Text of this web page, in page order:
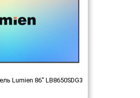
Lumien 86" LB8650SDG3